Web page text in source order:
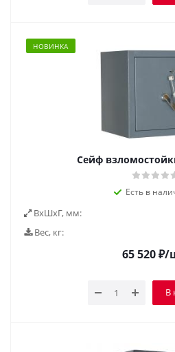
НОВИНКА
Сейф
Есть в
ВxШxГ, мм:
Вес, кг:
65 520₽/
В